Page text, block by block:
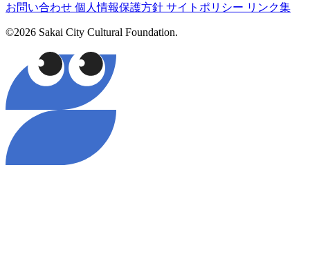
お問い合わせ 個人情報保護方針 サイトポリシー リンク集
©2026 Sakai City Cultural Foundation.